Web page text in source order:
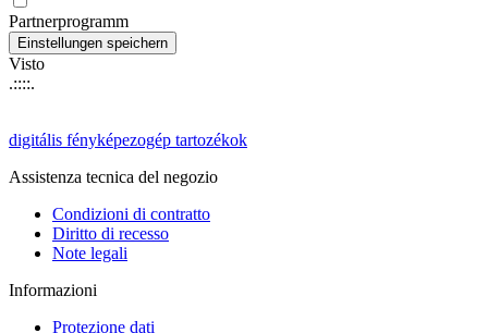
Partnerprogramm
Visto
.::::.
digitális fényképezogép tartozékok
Assistenza tecnica del negozio
Condizioni di contratto
Diritto di recesso
Note legali
Informazioni
Protezione dati